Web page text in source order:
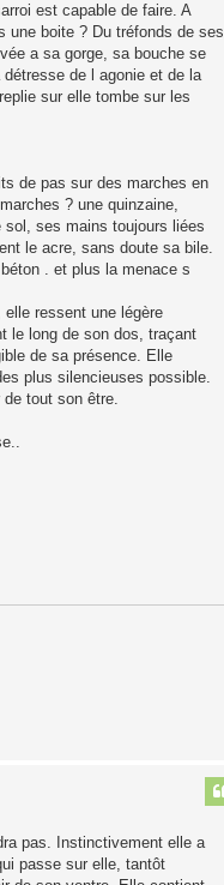
est capable de faire. A
une boite ? Du tréfonds de ses
a sa gorge, sa bouche se
de l agonie et de la
sur elle tombe sur les
de pas sur des marches en
? une quinzaine,
ses mains toujours liées
le acre, sans doute sa bile.
. et plus la menace s
ressent une légère
le long de son dos, traçant
de sa présence. Elle
plus silencieuses possible.
tout son être.
pas. Instinctivement elle a
passe sur elle, tantôt